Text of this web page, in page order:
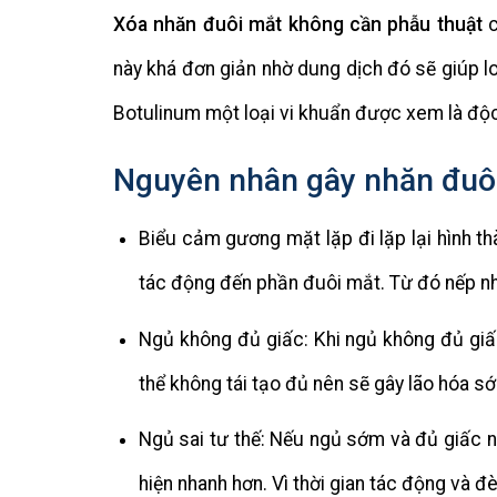
Xóa nhăn đuôi mắt không cần phẫu thuật
này khá đơn giản nhờ dung dịch đó sẽ giúp
Botulinum một loại vi khuẩn được xem là
Nguyên nhân gây nhăn
Biểu cảm gương mặt lặp đi lặp lại hình
tác động đến phần đuôi mắt. Từ đó nếp
Ngủ không đủ giấc: Khi ngủ không đủ
thể không tái tạo đủ nên sẽ gây lão hóa
Ngủ sai tư thế: Nếu ngủ sớm và đủ giấc
hiện nhanh hơn. Vì thời gian tác động và